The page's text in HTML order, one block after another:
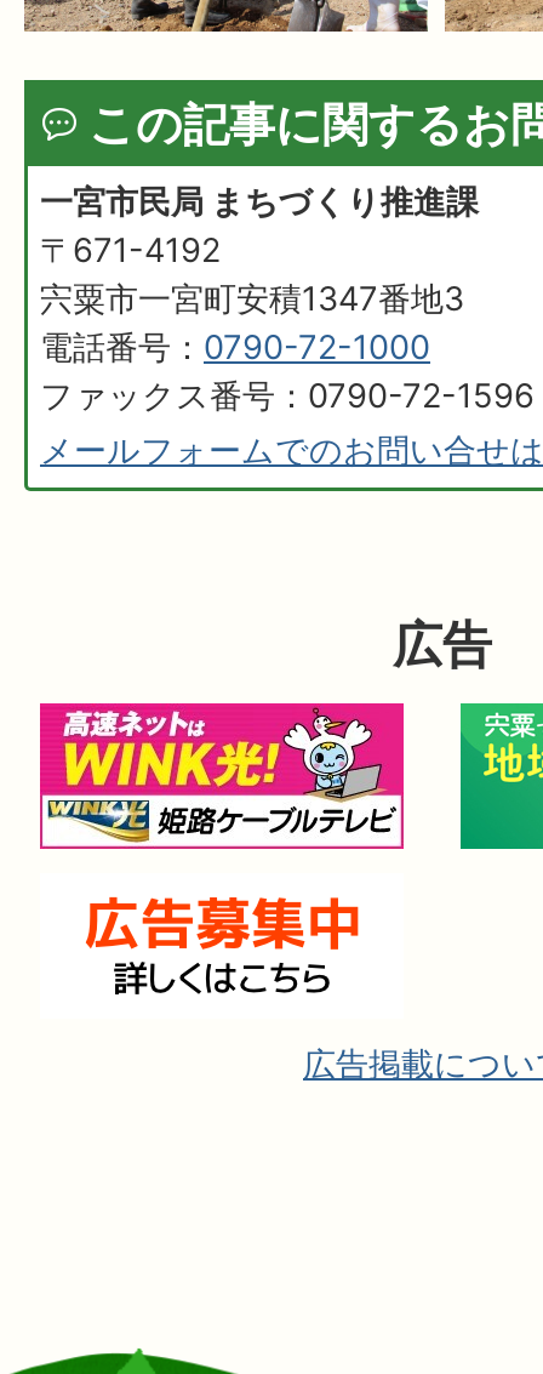
この記事に関するお
一宮市民局 まちづくり推進課
〒671-4192
宍粟市一宮町安積1347番地3
電話番号： 0790-72-1000
ファックス番号：0790-72-1596
メールフォームでのお問い合せ
広告
広告掲載につ